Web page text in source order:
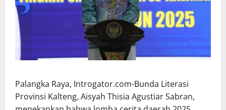
Palangka Raya, Introgator.com-Bunda Literasi
Provinsi Kalteng, Aisyah Thisia Agustiar Sabran,